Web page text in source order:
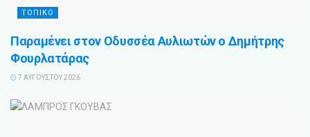
ΤΟΠΙΚΟ
Παραμένει στον Οδυσσέα Αυλιωτών ο Δημήτρης
Φουρλατάρας
7 ΑΥΓΟΎΣΤΟΥ 2026